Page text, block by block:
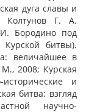
дуга славы и
Колтунов Г. А.
Бородино под
битвы).
величайшее в
2008; Курская
и
битва: взгляд
научно-